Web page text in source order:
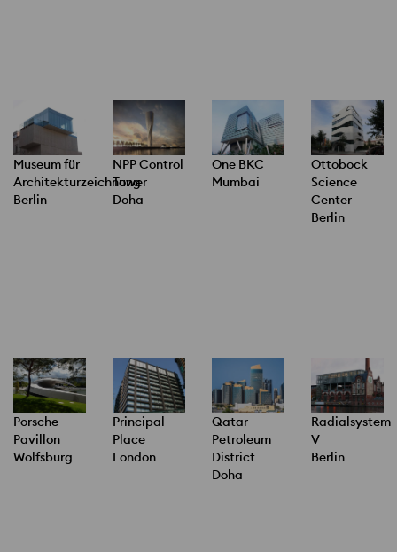
Museum für
Architekturzeichnung
Berlin
NPP Control
Tower
Doha
One BKC
Mumbai
Ottobock
Science
Center
Berlin
Porsche
Pavillon
Wolfsburg
Principal
Place
London
Qatar
Petroleum
District
Doha
Radialsystem
V
Berlin